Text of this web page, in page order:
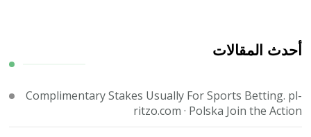
ما؟
أحدث المقالات
Complimentary Stakes Usually For Sports Betting. pl-
ritzo.com · Polska Join the Action